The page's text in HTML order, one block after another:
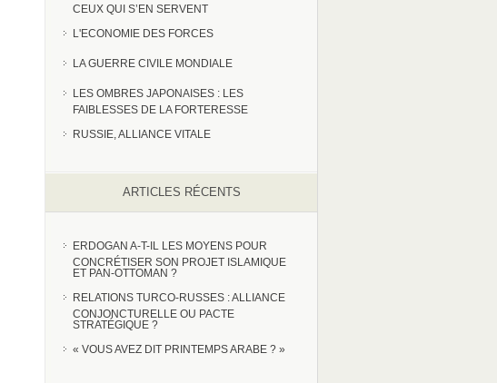
CEUX QUI S’EN SERVENT
L'ECONOMIE DES FORCES
LA GUERRE CIVILE MONDIALE
LES OMBRES JAPONAISES : LES
FAIBLESSES DE LA FORTERESSE
RUSSIE, ALLIANCE VITALE
ARTICLES RÉCENTS
ERDOGAN A-T-IL LES MOYENS POUR
CONCRÉTISER SON PROJET ISLAMIQUE
ET PAN-OTTOMAN ?
RELATIONS TURCO-RUSSES : ALLIANCE
CONJONCTURELLE OU PACTE
STRATÉGIQUE ?
« VOUS AVEZ DIT PRINTEMPS ARABE ? »